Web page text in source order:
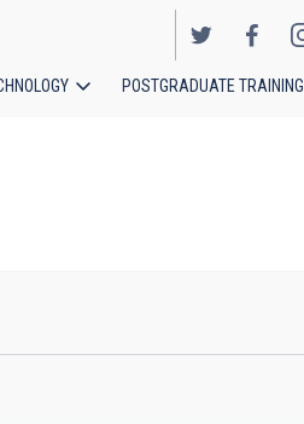
POSTGRADUATE TRAINING